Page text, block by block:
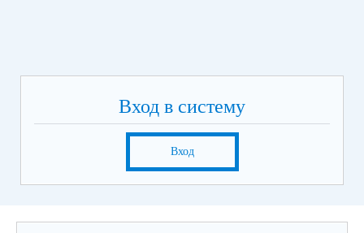
Вход в систему
Вход